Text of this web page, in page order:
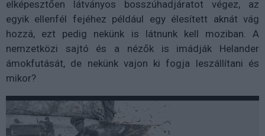
elképesztően látványos bosszúhadjáratot végez, az
egyik ellenfél fejéhez például egy élesített aknát vág
hozzá, ezt pedig nekünk is látnunk kell moziban. A
nemzetközi sajtó és a nézők is imádják Helander
ámokfutását, de nekünk vajon ki fogja leszállítani és
mikor?